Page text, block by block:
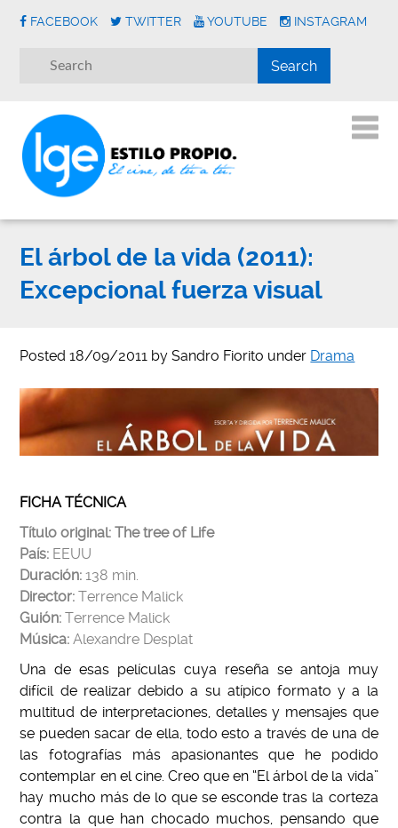
FACEBOOK TWITTER YOUTUBE INSTAGRAM
El árbol de la vida (2011):
Excepcional fuerza visual
Posted18/09/2011 bySandro Fiorito under Drama
FICHA TÉCNICA
Título original: The tree of Life
País: EEUU
Duración:138 min.
Director:Terrence Malick
Guión:Terrence Malick
Música:Alexandre Desplat
Una de esas películas cuya reseña se antoja muy
difícil de realizar debido a su atípico formato y a la
multitud de interpretaciones, detalles y mensajes que
se pueden sacar de ella, todo esto a través de una de
las fotografías más apasionantes que he podido
contemplar en el cine. Creo que en “El árbol de la vida”
hay mucho más de lo que se esconde tras la corteza
contra la que han chocado muchos, pensando que